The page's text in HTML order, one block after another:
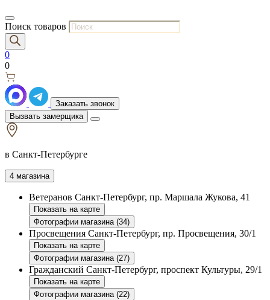
Поиск товаров
0
0
Заказать звонок
Вызвать замерщика
в Санкт-Петербурге
4 магазина
Ветеранов Санкт-Петербург, пр. Маршала Жукова, 41
Показать на карте
Фотографии магазина (34)
Просвещения Санкт-Петербург, пр. Просвещения, 30/1
Показать на карте
Фотографии магазина (27)
Гражданский Санкт-Петербург, проспект Культуры, 29/1
Показать на карте
Фотографии магазина (22)